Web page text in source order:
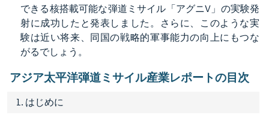
できる核搭載可能な弾道ミサイル「アグニV」の実験発
射に成功したと発表しました。さらに、このような実
験は近い将来、同国の戦略的軍事能力の向上にもつな
がるでしょう。
アジア太平洋弾道ミサイル産業レポートの目次
1. はじめに